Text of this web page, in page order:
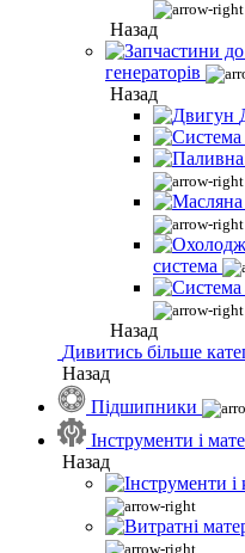
Назад
генераторів
Назад
система
Назад
Дивитись більше
Назад
Підшипники
Інструменти і
Назад